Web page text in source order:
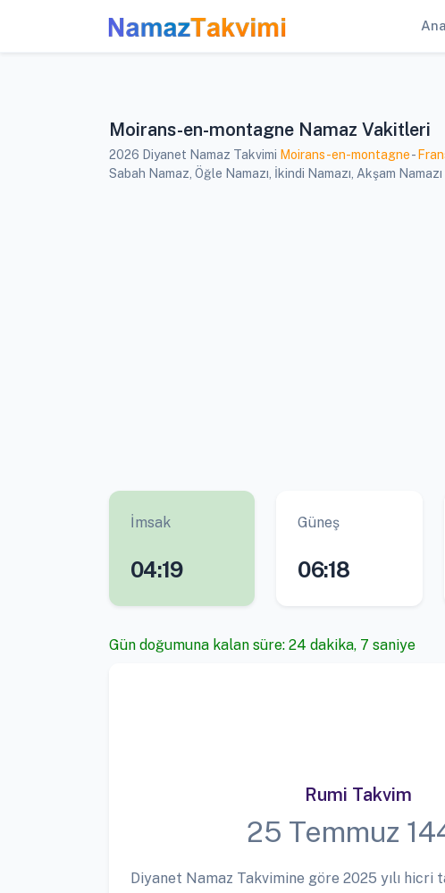
Moirans-en-montagne Namaz Vakitleri
2026 Diyanet Namaz Takvimi Moirans-en-montagne-
Sabah Namaz, Öğle Namazı, İkindi Namazı, Akşam
İmsak
04:19
Güneş
06:18
Gün doğumuna kalan süre: 24 dakika, 6 saniye
Rumi Takvim
25 Temmuz
Diyanet Namaz Takvimine göre 2025 yılı